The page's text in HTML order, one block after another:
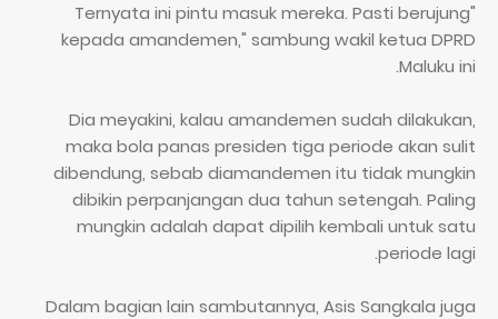
"Ternyata ini pintu masuk mereka. Pasti berujung
kepada amandemen," sambung wakil ketua DPRD
Maluku ini.
Dia meyakini, kalau amandemen sudah dilakukan,
maka bola panas presiden tiga periode akan sulit
dibendung, sebab diamandemen itu tidak mungkin
dibikin perpanjangan dua tahun setengah. Paling
mungkin adalah dapat dipilih kembali untuk satu
periode lagi.
Dalam bagian lain sambutannya, Asis Sangkala juga